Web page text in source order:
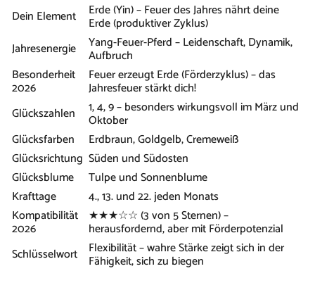
Dein Element Erde (Yin) – Feuer des Jahres nährt deine
Erde (produktiver Zyklus)
Jahresenergie
Yang-Feuer-Pferd – Leidenschaft, Dynamik,
Aufbruch
Besonderheit
2026
Feuer erzeugt Erde (Förderzyklus) – das
Jahresfeuer stärkt dich!
Glückszahlen
1, 4, 9 – besonders wirkungsvoll im März und
Oktober
Glücksfarben
Erdbraun, Goldgelb, Cremeweiß
Glücksrichtung Süden und Südosten
Glücksblume
Tulpe und Sonnenblume
Krafttage
4., 13. und 22. jeden Monats
Kompatibilität
2026
★★★☆☆ (3 von 5 Sternen) –
herausfordernd, aber mit Förderpotenzial
Schlüsselwort
Flexibilität – wahre Stärke zeigt sich in der
Fähigkeit, sich zu biegen